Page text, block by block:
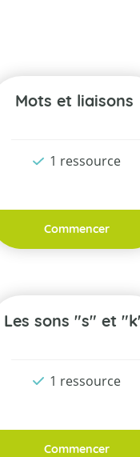
Mots et liaisons
1 ressource
Commencer
Les sons "s" et
1 ressource
Commencer